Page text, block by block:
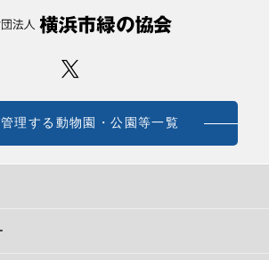
理する動物園・公園等一覧